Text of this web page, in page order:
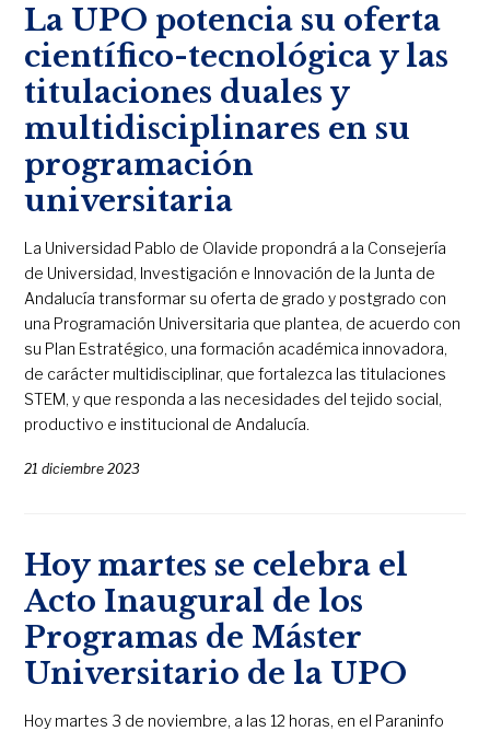
La UPO potencia su oferta
científico-tecnológica y las
titulaciones duales y
multidisciplinares en su
programación
universitaria
La Universidad Pablo de Olavide propondrá a la Consejería
de Universidad, Investigación e Innovación de la Junta de
Andalucía transformar su oferta de grado y postgrado con
una Programación Universitaria que plantea, de acuerdo con
su Plan Estratégico, una formación académica innovadora,
de carácter multidisciplinar, que fortalezca las titulaciones
STEM, y que responda a las necesidades del tejido social,
productivo e institucional de Andalucía.
21 diciembre 2023
Hoy martes se celebra el
Acto Inaugural de los
Programas de Máster
Universitario de la UPO
Hoy martes 3 de noviembre, a las 12 horas, en el Paraninfo